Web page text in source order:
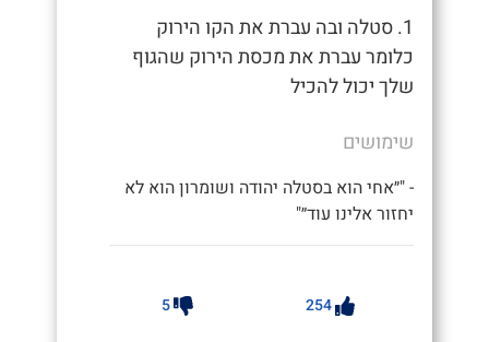
1. סטלה ובה עברת את הקו הירוק
כלומר עברת את מכסת הירוק שהגוף
שלך יכול להכיל
שימושים
- "״אחי הוא בסטלה יהודה ושומרון הוא לא
יחזור אלינו עוד״"
254
5